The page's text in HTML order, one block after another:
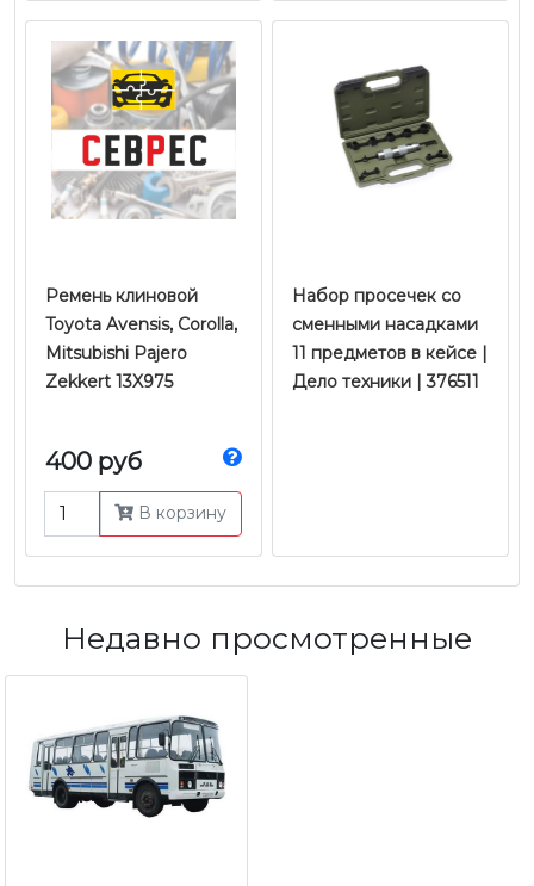
Ремень клиновой
Toyota Avensis, Corolla,
Mitsubishi Pajero
Zekkert 13X975
400 руб
В корзину
Набор просечек со
сменными насадками
11 предметов в кейсе |
Дело техники | 376511
Недавно просмотренные